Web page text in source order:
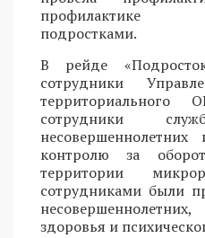
профилактике
подростками.
В рейде
сотрудники
сотрудники
контролю за
территории
сотрудниками были
здоровья и